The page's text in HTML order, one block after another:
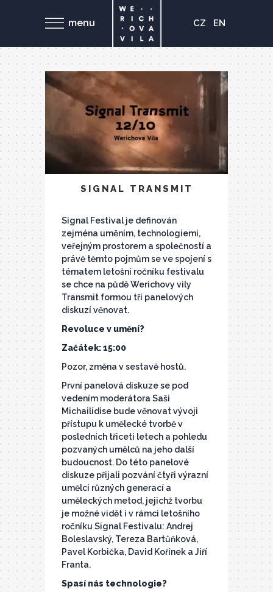
menu CZ EN
SIGNAL TRANSMIT
Signal Festival je definován
zejména uměním, technologiemi,
veřejným prostorem a společností a
právě těmto pojmům se ve spojení s
tématem letošní ročníku festivalu
se chce na půdě Werichovy vily
Transmit formou tří panelových
diskuzí věnovat.
Revoluce v umění?
Začátek: 15:00
Pozor, změna v sestavě hostů.
První panelová diskuze se pod
vedením moderátora Saši
Michailidise bude věnovat vývoji
přístupu k umělecké tvorbě v
posledních třiceti letech a pohledu
pozvaných umělců na jeho další
budoucnost. Do této panelové
diskuze přijali pozvání čtyři výrazní
umělci různých generací a
uměleckých metod, jejichž tvorbu
je možné vidět i v rámci letošního
ročníku Signal Festivalu: Andrej
Boleslavský, Tereza Bartůňková,
Pavel Korbička, David Kořínek a Jiří
Franta.
Spasí nás technologie?